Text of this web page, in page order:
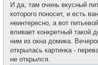
И да, там очень вкусный
которого поносит, и есть
неинтересно, а вот
вливает конкретный такой
ним из окна домика.
открылась картинка -
не открылся.